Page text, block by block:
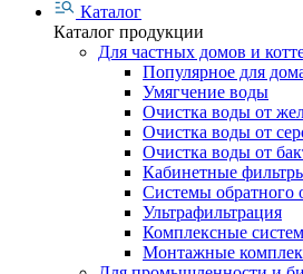
Каталог
Каталог продукции
Для частных домов и
Популярное для
Умягчение воды
Очистка воды от
Очистка воды от
Очистка воды от
Кабинетные
Системы обратного
Ультрафильтрация
Комплексные
Монтажные